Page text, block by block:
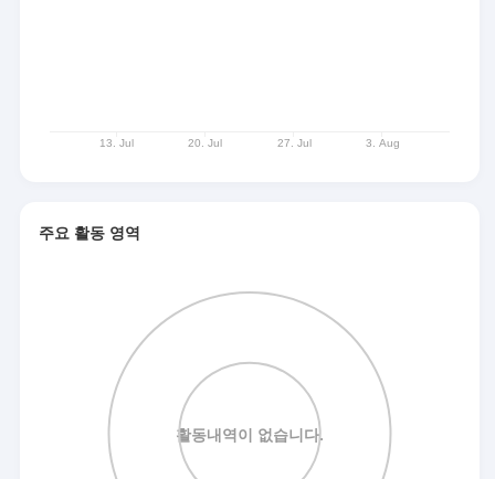
주요 활동 영역